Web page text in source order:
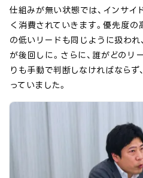
仕組みが無い状態では、インサイ
く消費されていきます。優先度
の低いリードも同じように扱われ
が後回しに。さらに、誰がどのリ
りも手動で判断しなければならず
っていました。